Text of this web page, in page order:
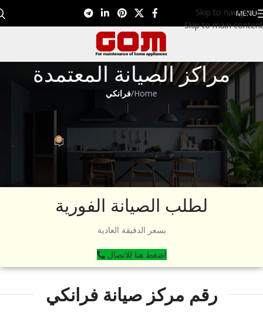
Skip to navigation
Skip to main content
MENU
مراكز الصيانة المعتمدة
Home
/فرانكي
فرانكي
مركز صيانة فرانكي 01099948826
Eman EL NagarOn ديسمبر 13, 2022 0
لطلب الصيانة الفورية
بسعر الدقيقة العادية
اضغط هنا للاتصال
رقم مركز صيانة فرانكي